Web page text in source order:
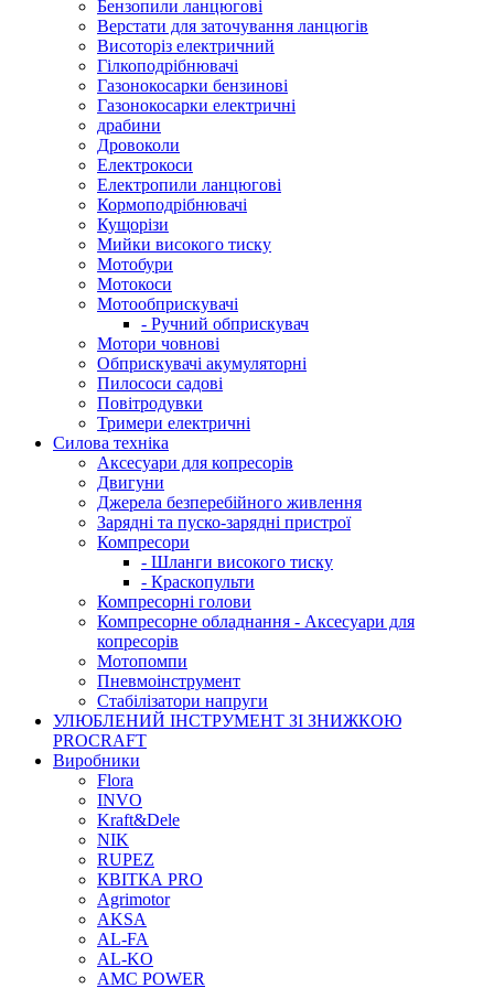
Бензопили ланцюгові
Верстати для заточування ланцюгів
Висоторіз електричний
Гілкоподрібнювачі
Газонокосарки бензинові
Газонокосарки електричні
драбини
Дровоколи
Електрокоси
Електропили ланцюгові
Кормоподрібнювачі
Кущорізи
Мийки високого тиску
Мотобури
Мотокоси
Мотообприскувачі
- Ручний обприскувач
Мотори човнові
Обприскувачі акумуляторні
Пилососи садові
Повітродувки
Тримери електричні
Силова техніка
Аксесуари для копресорів
Двигуни
Джерела безперебійного живлення
Зарядні та пуско-зарядні пристрої
Компресори
- Шланги високого тиску
- Краскопульти
Компресорні голови
Компресорне обладнання - Аксесуари для
копресорів
Мотопомпи
Пневмоінструмент
Стабілізатори напруги
УЛЮБЛЕНИЙ ІНСТРУМЕНТ ЗІ ЗНИЖКОЮ
PROCRAFT
Виробники
Flora
INVO
Kraft&Dele
NIK
RUPEZ
КВІТКА PRO
Agrimotor
AKSA
AL-FA
AL-KO
AMC POWER